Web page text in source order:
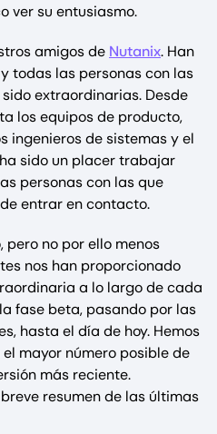
ver su entusiasmo.
amigos de Nutanix. Han
todas las personas con las
extraordinarias. Desde
los equipos de producto,
ingenieros de sistemas y el
sido un placer trabajar
personas con las que
entrar en contacto.
pero no por ello menos
nos han proporcionado
a lo largo de cada
fase beta, pasando por las
hasta el día de hoy. Hemos
mayor número posible de
más reciente.
resumen de las últimas